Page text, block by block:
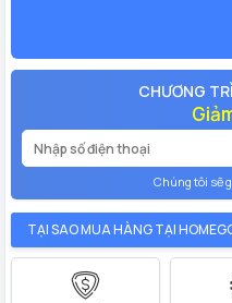
CHƯƠNG
Chúng tôi sẽ
TẠI SAO MUA HÀNG TẠI